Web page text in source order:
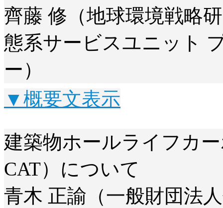
齊藤 修（地球環境戦略
態系サービスユニット
ー）
▼概要文表示
建築物ホールライフカ
CAT）について
青木 正諭（一般財団法